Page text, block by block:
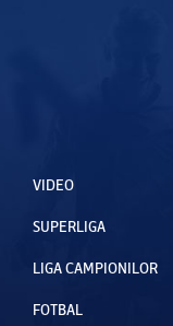
VIDEO
SUPERLIGA
LIGA CAMPIONILOR
FOTBAL